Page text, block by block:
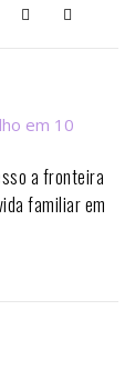
a fronteira
familiar em